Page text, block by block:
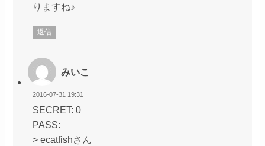
りますね♪
返信
みいこ
2016-07-31 19:31
SECRET: 0
PASS:
> ecatfishさん